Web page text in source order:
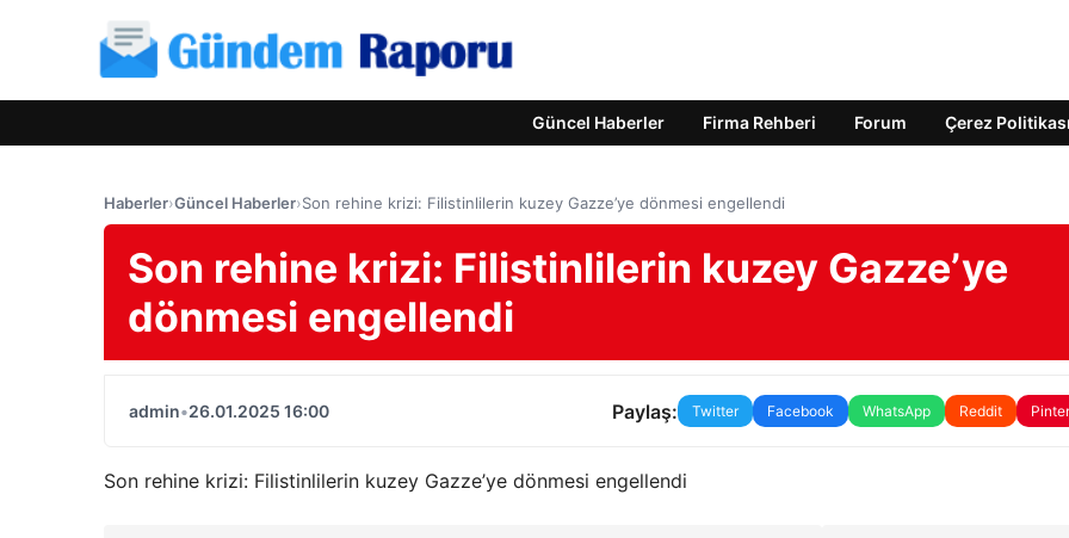
Güncel Haberler Firma Rehberi Forum Çerez Politikası
Haberler›Güncel Haberler›Son rehine krizi: Filistinlilerin kuzey Gazze’ye dönmesi engellendi
Son rehine krizi: Filistinlilerin kuzey Gazze’ye
dönmesi engellendi
admin•26.01.2025 16:00 Paylaş: Twitter Facebook WhatsApp Reddit
Son rehine krizi: Filistinlilerin kuzey Gazze’ye dönmesi engellendi